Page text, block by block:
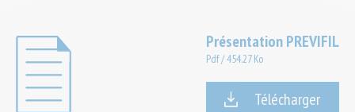
Présentation PREVIFIL
Pdf/454.27 Ko
Télécharger